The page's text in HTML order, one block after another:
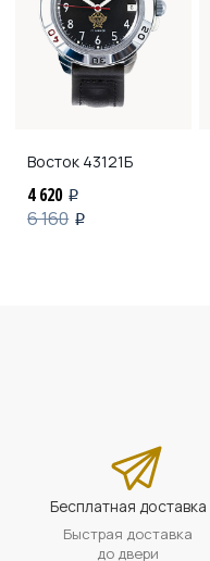
Восток 43121Б
4 620 i
6 160 i
Бесплатная доставка
Быстрая доставка
до двери